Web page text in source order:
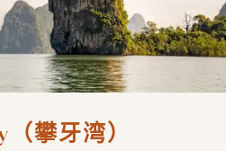
（攀牙湾）